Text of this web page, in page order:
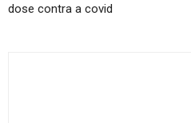
dose contra a covid